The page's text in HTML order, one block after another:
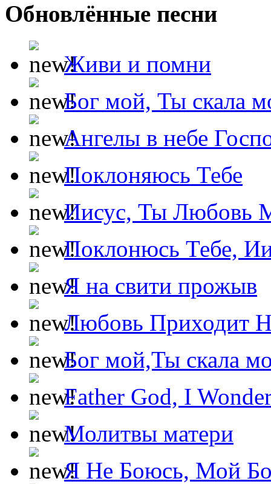
Обновлённые песни
Живи и помни
Бог мой, Ты скала
Ангелы в небе
Поклоняюсь Тебе
Иисус, Ты Любовь
Поклонюсь Тебе,
Я на свити прожыв
Любовь Приходит
Бог мой,Ты скала
Father God, I
Молитвы матери
Я Не Боюсь, Мой